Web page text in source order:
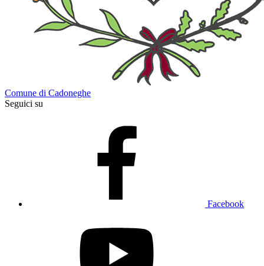
Comune di Cadoneghe
Seguici su
Facebook